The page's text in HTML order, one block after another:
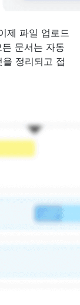
제 파일 업로드
문서는 자동
정리되고 접